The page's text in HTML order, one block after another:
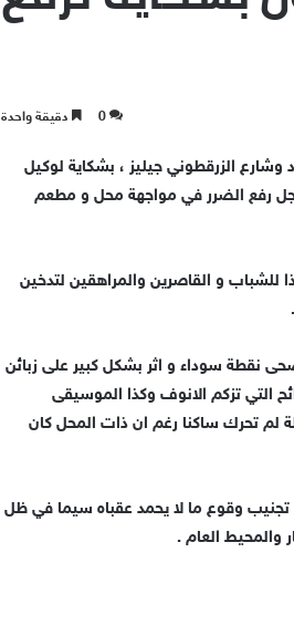
0 دقيقة واحدة
الزرقطوني جيليز ، بشكاية لوكيل
اجل رفع الضرر في مواجهة محل و مطعم
و القاصرين والمراهقين لتدخين
نقطة سوداء و اثر بشكل كبير على زبائن
التي تزكم الانوف وكذا الموسيقى
لم تحرك ساكنا رغم ان ذات المحل كان
وقوع ما لا يحمد عقباه سيما في ظل
والمحيط العام .